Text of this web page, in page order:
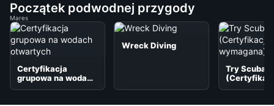
Początek podwodnej przygody
Mares
Certyfikacja
grupowa na wodach
Wreck Diving
Try Scuba